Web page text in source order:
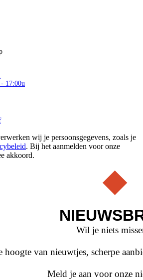
17:00u
wij je persoonsgegevens, zoals je
. Bij het aanmelden voor onze
akkoord.
Wil je niets
van nieuwtjes, scherpe
Meld je aan voor onze